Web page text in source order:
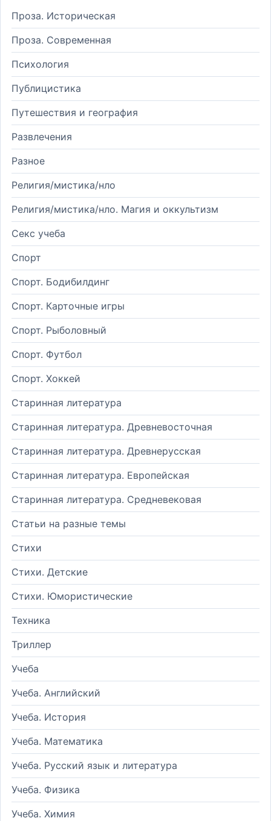
Проза. Историческая
Проза. Современная
Психология
Публицистика
Путешествия и география
Развлечения
Разное
Религия/мистика/нло
Религия/мистика/нло. Магия и оккультизм
Секс учеба
Спорт
Спорт. Бодибилдинг
Спорт. Карточные игры
Спорт. Рыболовный
Спорт. Футбол
Спорт. Хоккей
Старинная литература
Старинная литература. Древневосточная
Старинная литература. Древнерусская
Старинная литература. Европейская
Старинная литература. Средневековая
Статьи на разные темы
Стихи
Стихи. Детские
Стихи. Юмористические
Техника
Триллер
Учеба
Учеба. Английский
Учеба. История
Учеба. Математика
Учеба. Русский язык и литература
Учеба. Физика
Учеба. Химия